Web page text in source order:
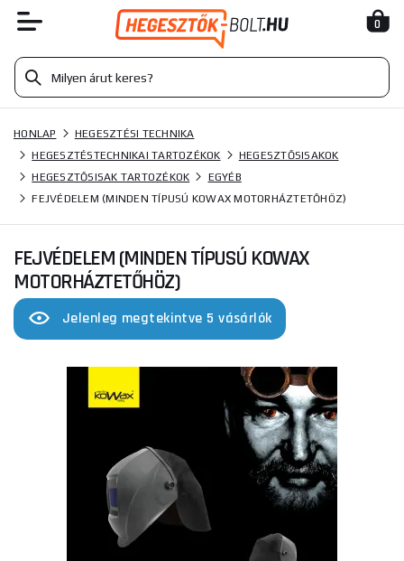
0
HONLAP
HEGESZTÉSI TECHNIKA
HEGESZTÉSTECHNIKAI TARTOZÉKOK
HEGESZTŐSISAKOK
HEGESZTŐSISAK TARTOZÉKOK
EGYÉB
FEJVÉDELEM (MINDEN TÍPUSÚ KOWAX MOTORHÁZTETŐHÖZ)
FEJVÉDELEM (MINDEN TÍPUSÚ KOWAX
MOTORHÁZTETŐHÖZ)
Jelenleg megtekintve 5 vásárlók